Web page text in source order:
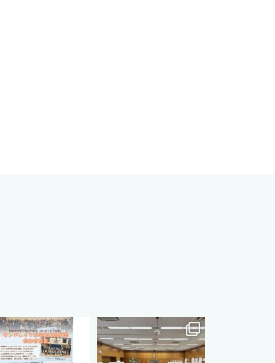
8月 12
cts.international.friendship
8月 12